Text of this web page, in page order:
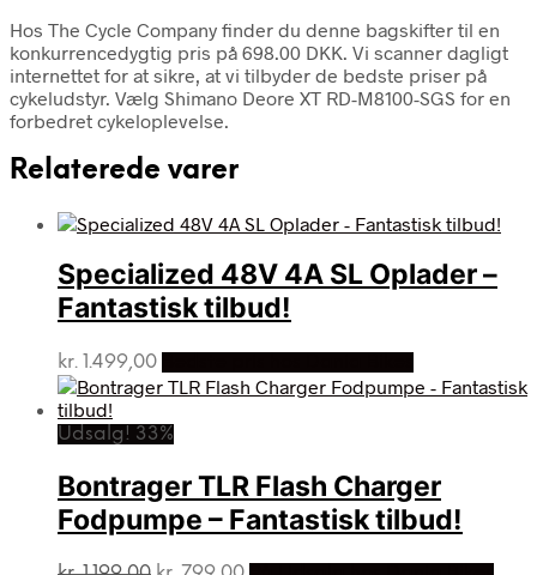
Hos The Cycle Company finder du denne bagskifter til en
konkurrencedygtig pris på 698.00 DKK. Vi scanner dagligt
internettet for at sikre, at vi tilbyder de bedste priser på
cykeludstyr. Vælg Shimano Deore XT RD-M8100-SGS for en
forbedret cykeloplevelse.
Relaterede varer
Specialized 48V 4A SL Oplader –
Fantastisk tilbud!
kr. 1.499,00
Udsalg! 33%
Bontrager TLR Flash Charger
Fodpumpe – Fantastisk tilbud!
Den
Den